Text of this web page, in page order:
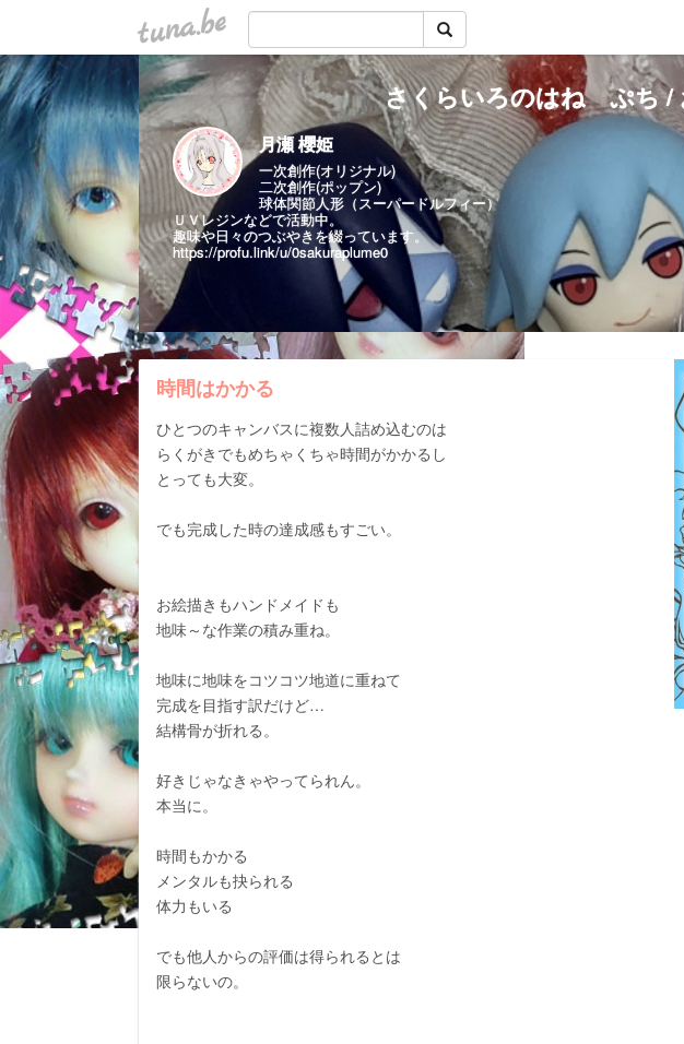
tuna.be
さくらいろのはね ぷち /
月瀬 櫻姫
一次創作(オリジナル)
二次創作(ポップン)
球体関節人形（スーパードルフィー）
ＵＶレジンなどで活動中。
趣味や日々のつぶやきを綴っています。
https://profu.link/u/0sakuraplume0
時間はかかる
ひとつのキャンバスに複数人詰め込むのは
らくがきでもめちゃくちゃ時間がかかるし
とっても大変。
でも完成した時の達成感もすごい。
お絵描きもハンドメイドも
地味～な作業の積み重ね。
地味に地味をコツコツ地道に重ねて
完成を目指す訳だけど…
結構骨が折れる。
好きじゃなきゃやってられん。
本当に。
時間もかかる
メンタルも抉られる
体力もいる
でも他人からの評価は得られるとは
限らないの。